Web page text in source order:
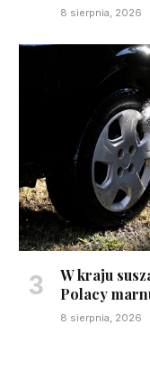
8 sierpnia, 2026
W kraju
Polacy
8 sierpnia, 2026